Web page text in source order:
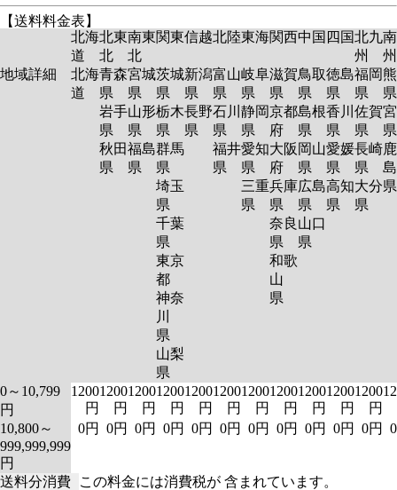
【送料料金表】
北海
道
北東
北
南東
北
関東信越北陸東海関西中国 四国北九
州
州
地域詳細
北海
道
青森
県
岩手
県
秋田
県
宮城
県
山形
県
福島
県
茨城
県
栃木
県
群馬
県
埼玉
県
千葉
県
東京
都
神奈
川
県
山梨
県
新潟
県
長野
県
富山
県
石川
県
福井
県
岐阜
県
静岡
県
愛知
県
三重
県
滋賀
県
京都
府
大阪
府
兵庫
県
奈良
県
和歌
山
県
鳥取
県
島根
県
岡山
県
広島
県
山口
県
徳島
県
香川
県
愛媛
県
高知
県
福岡
県
佐賀
県
長崎
県
大分
県
島
0～10,799
円
1200
円
1200
円
1200
円
1200
円
1200
円
1200
円
1200
円
1200
円
1200
円
1200
円
1200
円
10,800～
999,999,999
円
0円 0円 0円 0円 0円 0円 0円 0円 0円 0円 0円
送料分消費
この料金には消費税が 含まれています。